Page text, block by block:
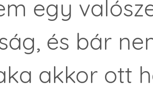
egy
és bár
akkor ott